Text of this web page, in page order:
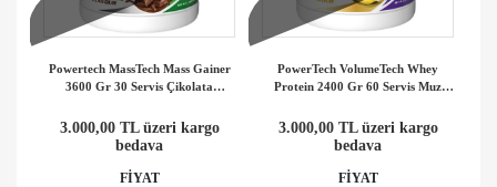
Powertech MassTech Mass Gainer
3600 Gr 30 Servis Çikolata
3.000,00 TL üzeri kargo
bedava
FİYAT
PowerTech VolumeTech Whey
Protein 2400 Gr 60 Servis Muz
3.000,00 TL üzeri kargo
bedava
FİYAT